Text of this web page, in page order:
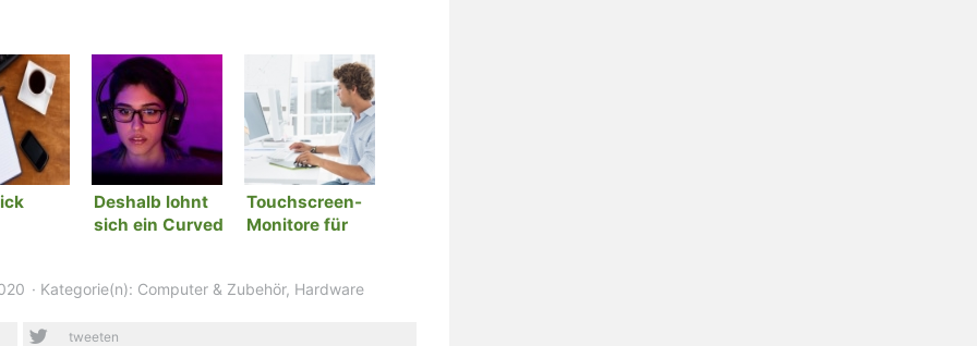
Deshalb lohnt
sich ein Curved
Touchscreen-
Monitore für
Kategorie(n): Computer & Zubehör, Hardware
tweeten